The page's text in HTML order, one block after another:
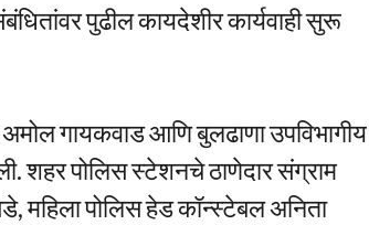
पुढील कायदेशीर कार्यवाही सुरू
गायकवाड आणि बुलढाणा उपविभागीय
शहर पोलिस स्टेशनचे ठाणेदार संग्राम
महिला पोलिस हेड कॉन्स्टेबल अनिता